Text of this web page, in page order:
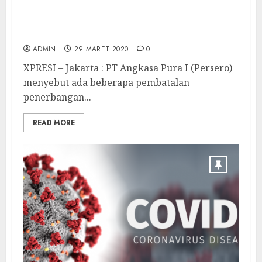
ADMIN 29 MARET 2020 0
XPRESI – Jakarta : PT Angkasa Pura I (Persero)
menyebut ada beberapa pembatalan
penerbangan...
READ MORE